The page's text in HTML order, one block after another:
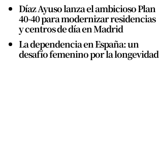
Díaz Ayuso lanza el ambicioso Plan
40-40 para modernizar residencias
y centros de día en Madrid
La dependencia en España: un
desafío femenino por la longevidad